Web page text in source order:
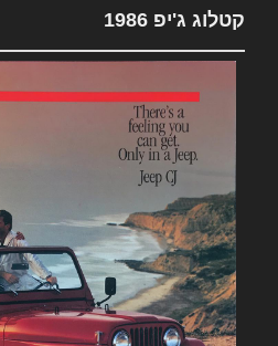
קטלוג ג'יפ 1986